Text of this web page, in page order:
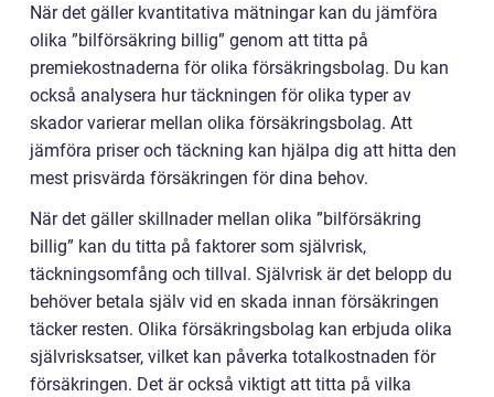
När det gäller kvantitativa mätningar kan du jämföra
olika ”bilförsäkring billig” genom att titta på
premiekostnaderna för olika försäkringsbolag. Du kan
också analysera hur täckningen för olika typer av
skador varierar mellan olika försäkringsbolag. Att
jämföra priser och täckning kan hjälpa dig att hitta den
mest prisvärda försäkringen för dina behov.
När det gäller skillnader mellan olika ”bilförsäkring
billig” kan du titta på faktorer som självrisk,
täckningsomfång och tillval. Självrisk är det belopp du
behöver betala själv vid en skada innan försäkringen
täcker resten. Olika försäkringsbolag kan erbjuda olika
självrisksatser, vilket kan påverka totalkostnaden för
försäkringen. Det är också viktigt att titta på vilka